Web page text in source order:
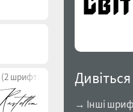
(2 шрифта)
→ Інші